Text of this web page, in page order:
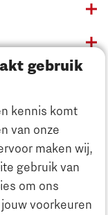
gebruik
kennis komt
van onze
maken wij,
gebruik van
om ons
voorkeuren